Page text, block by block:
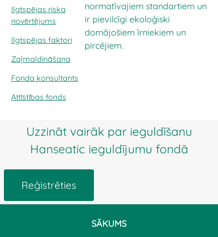
Ilgtspējas riska
novērtējums
Ilgtspējas faktori
Zaļmaldināšana
Fonda konsultants
Attīstības fonds
normatīvajiem standartiem un
ir pievilcīgi ekoloģiski
domājošiem īrniekiem un
pircējiem.
Uzzināt vairāk par ieguldīšanu
Hanseatic ieguldījumu fondā
Reģistrēties
SĀKUMS